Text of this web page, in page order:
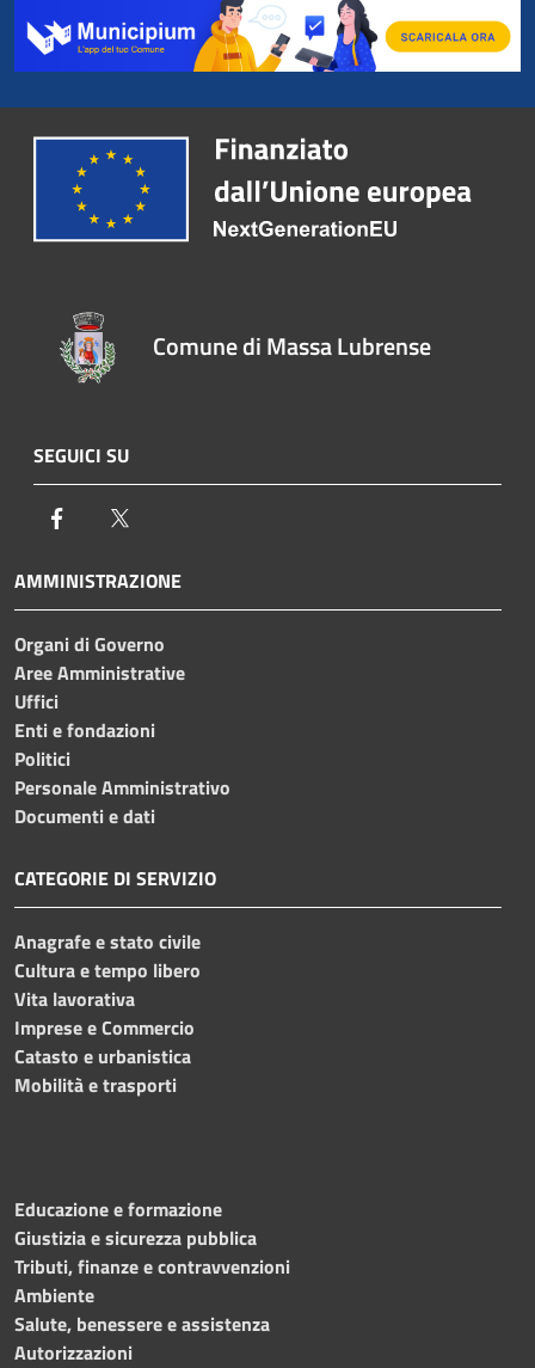
Comune di Massa Lubrense
SEGUICI SU
Facebook
AMMINISTRAZIONE
Organi di Governo
Aree Amministrative
Uffici
Enti e fondazioni
Politici
Personale Amministrativo
Documenti e dati
CATEGORIE DI SERVIZIO
Anagrafe e stato civile
Cultura e tempo libero
Vita lavorativa
Imprese e Commercio
Catasto e urbanistica
Mobilità e trasporti
Educazione e formazione
Giustizia e sicurezza pubblica
Tributi, finanze e contravvenzioni
Ambiente
Salute, benessere e assistenza
Autorizzazioni